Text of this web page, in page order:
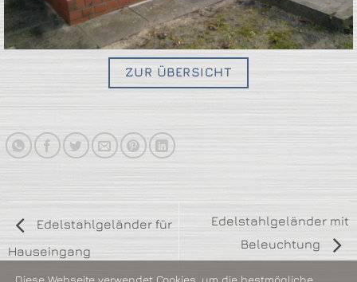
ZUR ÜBERSICHT
Edelstahlgeländer für
Hauseingang
Edelstahlgeländer mit
Beleuchtung
Diese Webseite verwendet Cookies, um die bestmögliche